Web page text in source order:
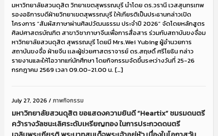
มหาวิทยาลัยสวนดุสิต วิทยาเขตสุพรรณบุรี นำโดย ดร.วรานี เวสสุนทรเทพ
รองอธิการบดีฝ่ายวิทยาเขตสุพรรณบุรี ให้เกียรติเป็นประธานกล่าวเปิด
โครงการ “สัมผัสภาษาผ่านศิลปวัฒนธรรม ประจำปี 2026” จัดโดยหลักสูตร
ศิลปศาสตรบัณฑิต สาขาวิชาภาษาจีนเพื่อการสื่อสาร ร่วมกับสถาบันขงจื่อม
หาวิทยาลัยสวนดุสิต สุพรรณบุรี โดยมี Mrs.Wei Yubing ผู้อำนวยการ
สถาบันขงจื่อ ฝ่ายจีน เเละผู้ช่วยศาสตราจารย์ ดร.สฤษดิ์ ศรีโยธิน กล่าว
รายงานและให้โอวาทแก่นักศึกษา โดยกิจกรรมจัดขึ้นระหว่างวันที่ 25-26
กรกฎาคม 2569 เวลา 09.00-21.00 น. […]
July 27, 2026 /ภาพกิจกรรม
มหาวิทยาลัยสวนดุสิต ขอแสดงความยินดี “Heartix” ชมรมดนตรี
คว้ารางวัลชนะเลิศระดับเหรียญทอง ในการประกวดดนตรี